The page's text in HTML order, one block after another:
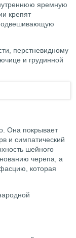
яремную
крепят
перстневидному
и грудинной
Она покрывает
и симпатический
шейного
черепа, а
которая